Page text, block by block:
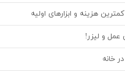
هزینه و ابزارهای اولیه
و لیزر!
خانه